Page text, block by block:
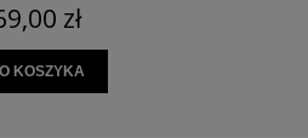
zł
KOSZYKA